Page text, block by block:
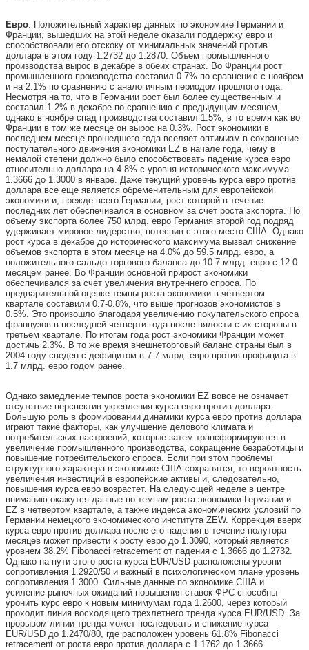
Евро. Положительный характер данных по экономике Германии и
Франции, вышедших на этой неделе оказали поддержку евро и
способствовали его отскоку от минимальных значений против
доллара в этом году 1.2732 до 1.2870. Объем промышленного
производства вырос в декабре в обеих странах. Во Франции рост
промышленного производства составил 0.7% по сравнению с ноябрем
и на 2.1% по сравнению с аналогичным периодом прошлого года.
Несмотря на то, что в Германии рост был более существенным и
составил 1.2% в декабре по сравнению с предыдущим месяцем,
однако в ноябре спад производства составил 1.5%, в то время как во
Франции в том же месяце он вырос на 0.3%. Рост экономики в
последнем месяце прошедшего года вселяет оптимизм в сохранение
поступательного движения экономики EZ в начале года, чему в
немалой степени должно было способствовать падение курса евро
относительно доллара на 4.8% с уровня исторического максимума
1.3666 до 1.3000 в январе. Даже текущий уровень курса евро против
доллара все еще является обременительным для европейской
экономики и, прежде всего Германии, рост которой в течение
последних лет обеспечивался в основном за счет роста экспорта. По
объему экспорта более 750 млрд. евро Германия второй год подряд
удерживает мировое лидерство, потеснив с этого место США. Однако
рост курса в декабре до исторического максимума вызвал снижение
объемов экспорта в этом месяце на 4.0% до 59.5 млрд. евро, а
положительного сальдо торгового баланса до 10.7 млрд. евро с 12.0
месяцем ранее. Во Франции основной прирост экономики
обеспечивался за счет увеличения внутреннего спроса. По
предварительной оценке темпы роста экономики в четвертом
квартале составили 0.7-0.8%, что выше прогнозов экономистов в
0.5%. Это произошло благодаря увеличению покупательского спроса
французов в последней четверти года после вялости с их стороны в
третьем квартале. По итогам года рост экономики Франции может
достичь 2.3%. В то же время внешнеторговый баланс страны был в
2004 году сведен с дефицитом в 7.7 млрд. евро против профицита в
1.7 млрд. евро годом ранее.
Однако замедление темпов роста экономики EZ вовсе не означает
отсутствие перспектив укрепления курса евро против доллара.
Большую роль в формировании динамики курса евро против доллара
играют такие факторы, как улучшение делового климата и
потребительских настроений, которые затем трансформируются в
увеличение промышленного производства, сокращение безработицы и
повышение потребительского спроса. Если при этом проблемы
структурного характера в экономике США сохранятся, то вероятность
увеличения инвестиций в европейские активы и, следовательно,
повышения курса евро возрастет. На следующей неделе в центре
вниманию окажутся данные по темпам роста экономики Германии и
EZ в четвертом квартале, а также индекса экономических условий по
Германии немецкого экономического института ZEW. Коррекция вверх
курса евро против доллара после его падения в течение полутора
месяцев может привести к росту евро до 1.3090, который является
уровнем 38.2% Fibonacci retracement от падения с 1.3666 до 1.2732.
Однако на пути этого роста курса EUR/USD расположены уровни
сопротивления 1.2920/50 и важный в психологическом плане уровень
сопротивления 1.3000. Сильные данные по экономике США и
усиление рыночных ожиданий повышения ставок ФРС способны
уронить курс евро к новым минимумам года 1.2600, через который
проходит линия восходящего трехлетнего тренда курса EUR/USD. За
прорывом линии тренда может последовать и снижение курса
EUR/USD до 1.2470/80, где расположен уровень 61.8% Fibonacci
retracement от роста евро против доллара с 1.1762 до 1.3666.